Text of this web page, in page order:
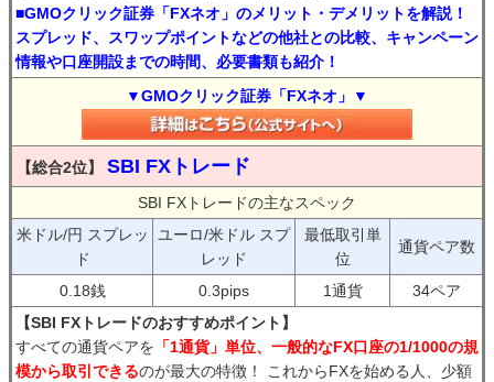
■GMOクリック証券「FXネオ」のメリット・デメリットを解説！
スプレッド、スワップポイントなどの他社との比較、キャンペーン
情報や口座開設までの時間、必要書類も紹介！
▼GMOクリック証券「FXネオ」▼
【総合2位】 SBI FXトレード
SBI FXトレードの主なスペック
米ドル/円 スプレッ
ド
ユーロ/米ドル スプ
レッド
最低取引単
位
通貨ペア数
0.18銭 0.3pips 1通貨
34ペア
【SBI FXトレードのおすすめポイント】
すべての通貨ペアを 「1通貨」単位、一般的なFX口座の1/1000の規
模から取引できるのが最大の特徴！ これからFXを始める人、少額